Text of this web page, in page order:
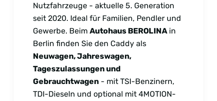
Nutzfahrzeuge - aktuelle 5. Generation
seit 2020. Ideal für Familien, Pendler und
Gewerbe. Beim Autohaus BEROLINAin
Berlin finden Sie den Caddy als
Neuwagen, Jahreswagen,
Tageszulassungen und
Gebrauchtwagen - mit TSI-Benzinern,
TDI-Dieseln und optional mit 4MOTION-